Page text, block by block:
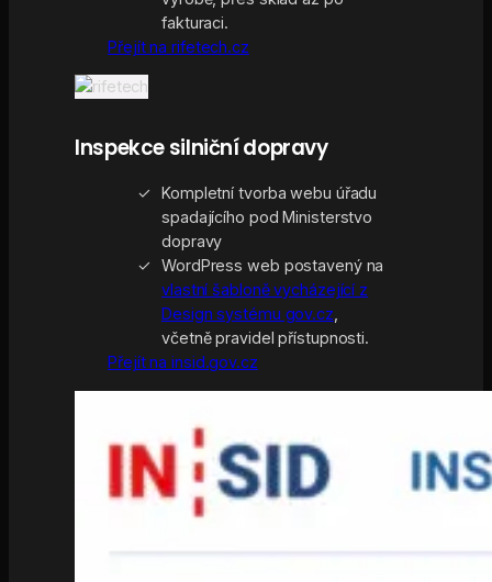
fakturaci.
Přejít na rifetech.cz
Inspekce silniční dopravy
Kompletní tvorba webu úřadu
spadajícího pod Ministerstvo
dopravy
WordPress web postavený na
vlastní šabloně vycházející z
Design systému gov.cz
včetně pravidel přístupnosti.
Přejít na insid.gov.cz